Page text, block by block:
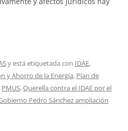
y está etiquetada con IDAE,
y Ahorro de la Energía, Plan de
PMUS,Querella contra el IDAE por el
Pedro Sánchez ampliación